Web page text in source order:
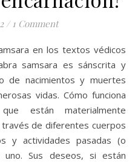
/ 1 Comment
samsara es sánscrita y
de nacimientos y muertes
vidas. Cómo funciona
están materialmente
de diferentes cuerpos
y actividades pasadas (o
uno. Sus deseos, si están